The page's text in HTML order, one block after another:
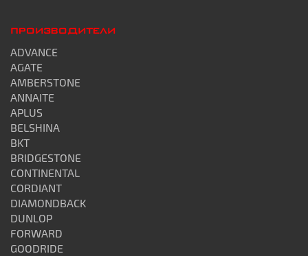
ПРОИЗВОДИТЕЛИ
ADVANCE
AGATE
AMBERSTONE
ANNAITE
APLUS
BELSHINA
BKT
BRIDGESTONE
CONTINENTAL
CORDIANT
DIAMONDBACK
DUNLOP
FORWARD
GOODRIDE